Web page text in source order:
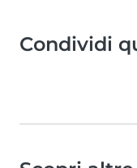
Condividi